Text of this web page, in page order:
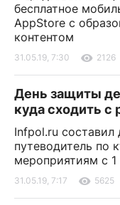
бесплатное
AppStore с
контентом
31.05.19, 7:30 2126
День защиты
куда сходить с
Infpol.ru составил
путеводитель по
мероприятиям с
31.05.19, 7:17 5625